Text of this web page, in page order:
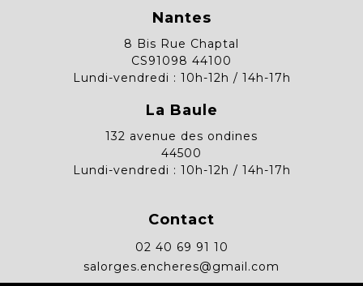
Nantes
8 Bis Rue Chaptal
CS91098 44100
Lundi-vendredi : 10h-12h / 14h-17h
La Baule
132 avenue des ondines
44500
Lundi-vendredi : 10h-12h / 14h-17h
Contact
02 40 69 91 10
salorges.encheres@gmail.com